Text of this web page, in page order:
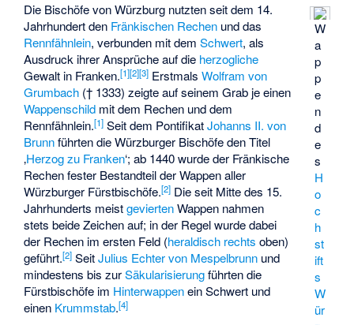
W
a
p
p
e
n
d
e
s
H
o
c
h
st
ift
s
W
ür
Die Bischöfe von Würzburg nutzten seit dem 14.
Jahrhundert den Fränkischen Rechen und das
Rennfähnlein, verbunden mit demSchwert, als
Ausdruck ihrer Ansprüche auf die herzogliche
Gewalt in Franken.[1][2][3] ErstmalsWolfram von
Grumbach († 1333) zeigte auf seinem Grab je einen
Wappenschild mit dem Rechen und dem
Rennfähnlein.[1] Seit dem PontifikatJohanns II. von
Brunnführten die Würzburger Bischöfe den Titel
‚Herzog zu Franken‘; ab 1440 wurde der Fränkische
Rechen fester Bestandteil der Wappen aller
Würzburger Fürstbischöfe.[2] Die seit Mitte des 15.
Jahrhunderts meistgeviertenWappen nahmen
stets beide Zeichen auf; in der Regel wurde dabei
der Rechen im ersten Feld (heraldisch rechts oben)
geführt.[2] SeitJulius Echter von Mespelbrunn und
mindestens bis zurSäkularisierungführten die
Fürstbischöfe im Hinterwappenein Schwert und
einen Krummstab.[4]